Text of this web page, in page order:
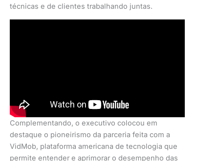
técnicas e de clientes trabalhando juntas.
Complementando, o executivo colocou em
destaque o pioneirismo da parceria feita com a
VidMob, plataforma americana de tecnologia que
permite entender e aprimorar o desempenho das